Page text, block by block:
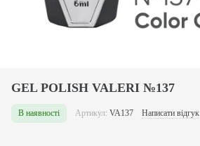
GEL POLISH VALERI №137
В наявності Артикул: VA137 Написати відгук